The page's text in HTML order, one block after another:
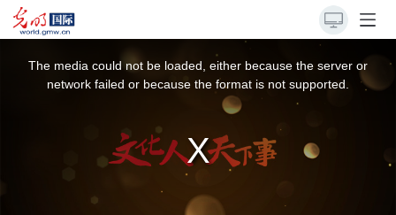
The media could not be loaded, either because the server or
network failed or because the format is not supported.